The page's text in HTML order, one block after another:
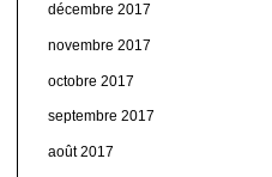
décembre 2017
novembre 2017
octobre 2017
septembre 2017
août 2017